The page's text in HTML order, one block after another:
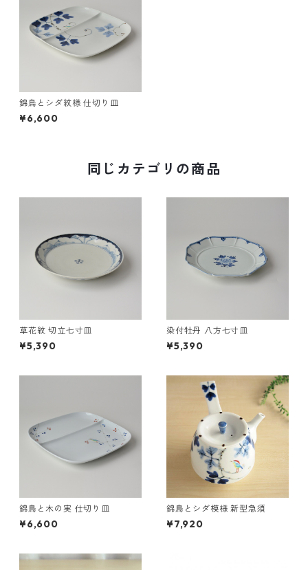
錦鳥とシダ紋様 仕切り皿
¥6,600
同じカテゴリの商品
草花紋 切立七寸皿
¥5,390
染付牡丹 八方七寸皿
¥5,390
錦鳥と木の実 仕切り皿
¥6,600
錦鳥とシダ模様 新型急須
¥7,920